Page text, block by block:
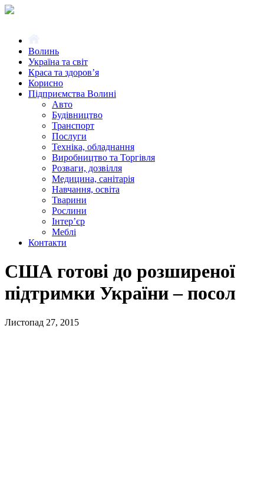
Волинь
Україна та світ
Краса та здоров’я
Корисно
Підприємства Волині
Авто
Будівництво
Транспорт
Послуги
Техніка, обладнання
Виробництво та Торгівля
Розваги, дозвілля
Медицина, санітарія
Навчання, освіта
Тварини
Рослини
Інтер’єр
Меблі
Контакти
США готові до розширеної
підтримки України – посол
Листопад 27, 2015